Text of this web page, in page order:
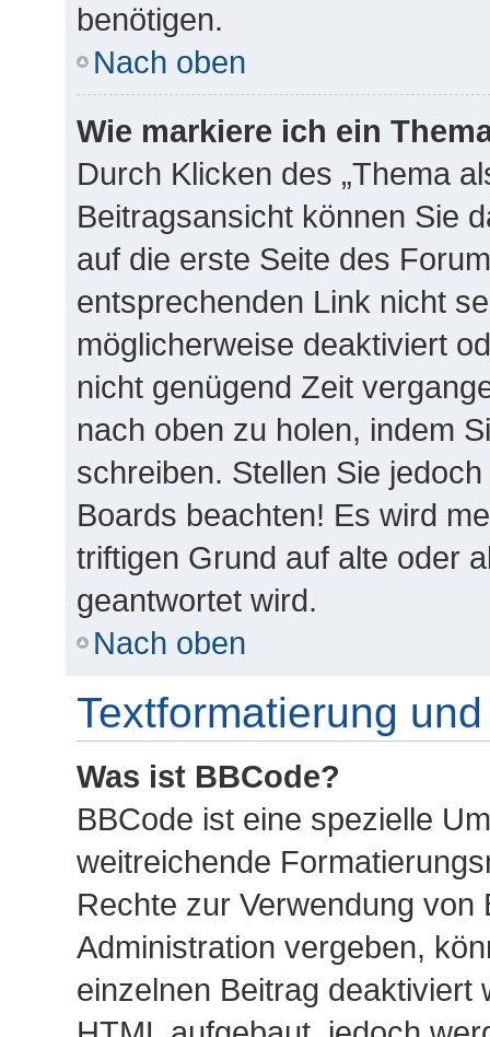
benötigen.
Nach oben
Wie markiere ich ein
Durch Klicken des „Thema
Beitragsansicht können Sie
auf die erste Seite des
entsprechenden Link nicht
möglicherweise deaktiviert
nicht genügend Zeit
nach oben zu holen, indem
schreiben. Stellen Sie
Boards beachten! Es wird
triftigen Grund auf alte oder
geantwortet wird.
Nach oben
Textformatierung
Was ist BBCode?
BBCode ist eine spezielle
weitreichende
Rechte zur Verwendung
Administration vergeben,
einzelnen Beitrag deaktiviert